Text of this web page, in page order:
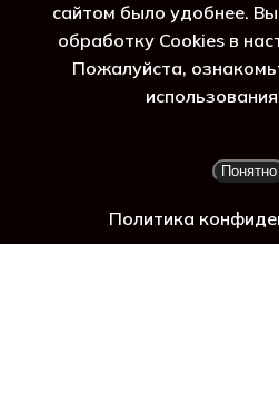
Просмотр корзины
сайтом было удобнее.
обработку Cookies в
Пожалуйста,
Понятно
Политика